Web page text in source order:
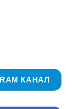
КАНАЛ